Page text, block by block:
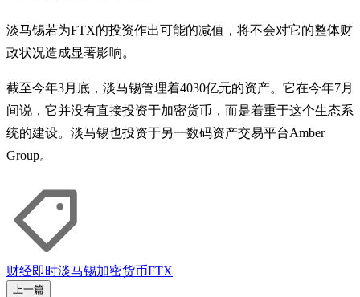
淡马锡若为FTX的投资作出可能的减值，将不会对它的整体财
政状况造成显著影响。
截至今年3月底，淡马锡管理着4030亿元的资产。它在今年7月
间说，它并没有直接投资于加密货币，而是着重于这个生态系
统的建设。淡马锡也投资于另一数码资产交易平台Amber
Group。
财经即时淡马锡加密货币FTX
上一篇